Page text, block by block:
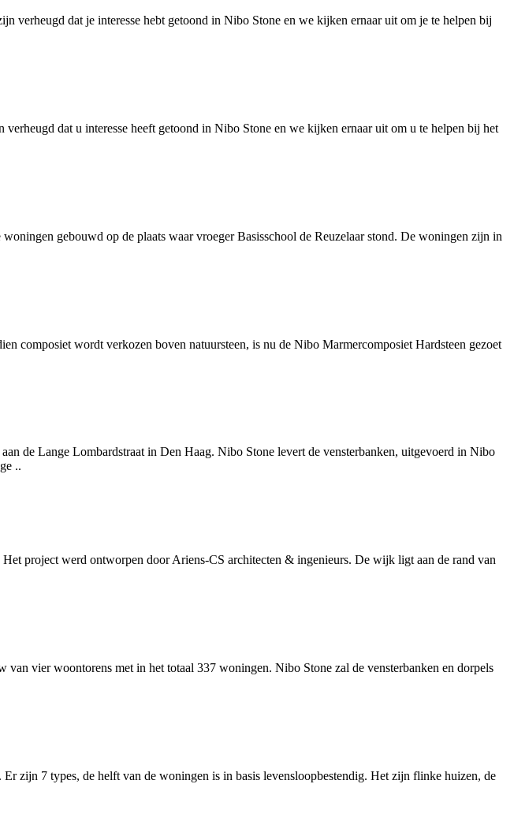
verheugd dat je interesse hebt getoond in Nibo Stone en we kijken ernaar uit om je te helpen bij
dat u interesse heeft getoond in Nibo Stone en we kijken ernaar uit om u te helpen bij het
gebouwd op de plaats waar vroeger Basisschool de Reuzelaar stond. De woningen zijn in
composiet wordt verkozen boven natuursteen, is nu de Nibo Marmercomposiet Hardsteen gezoet
de Lange Lombardstraat in Den Haag. Nibo Stone levert de vensterbanken, uitgevoerd in Nibo
..
project werd ontworpen door Ariens-CS architecten & ingenieurs. De wijk ligt aan de rand van
vier woontorens met in het totaal 337 woningen. Nibo Stone zal de vensterbanken en dorpels
zijn 7 types, de helft van de woningen is in basis levensloopbestendig. Het zijn flinke huizen, de